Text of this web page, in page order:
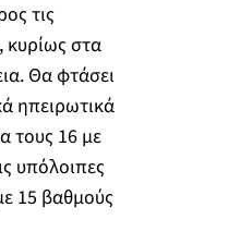
τις
κυρίως στα
Θα φτάσει
ηπειρωτικά
τους 16 με
υπόλοιπες
15 βαθμούς